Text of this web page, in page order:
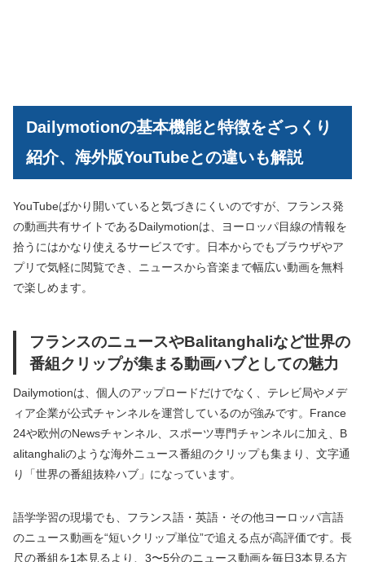
Dailymotionの基本機能と特徴をざっくり
紹介、海外版YouTubeとの違いも解説
YouTubeばかり開いていると気づきにくいのですが、フランス発
の動画共有サイトであるDailymotionは、ヨーロッパ目線の情報を
拾うにはかなり使えるサービスです。日本からでもブラウザやア
プリで気軽に閲覧でき、ニュースから音楽まで幅広い動画を無料
で楽しめます。
フランスのニュースやBalitanghaliなど世界の
番組クリップが集まる動画ハブとしての魅力
Dailymotionは、個人のアップロードだけでなく、テレビ局やメデ
ィア企業が公式チャンネルを運営しているのが強みです。France
24や欧州のNewsチャンネル、スポーツ専門チャンネルに加え、B
alitanghaliのような海外ニュース番組のクリップも集まり、文字通
り「世界の番組抜粋ハブ」になっています。
語学学習の現場でも、フランス語・英語・その他ヨーロッパ言語
のニュース動画を“短いクリップ単位”で追える点が高評価です。長
尺の番組を1本見るより、3〜5分のニュース動画を毎日3本見る方